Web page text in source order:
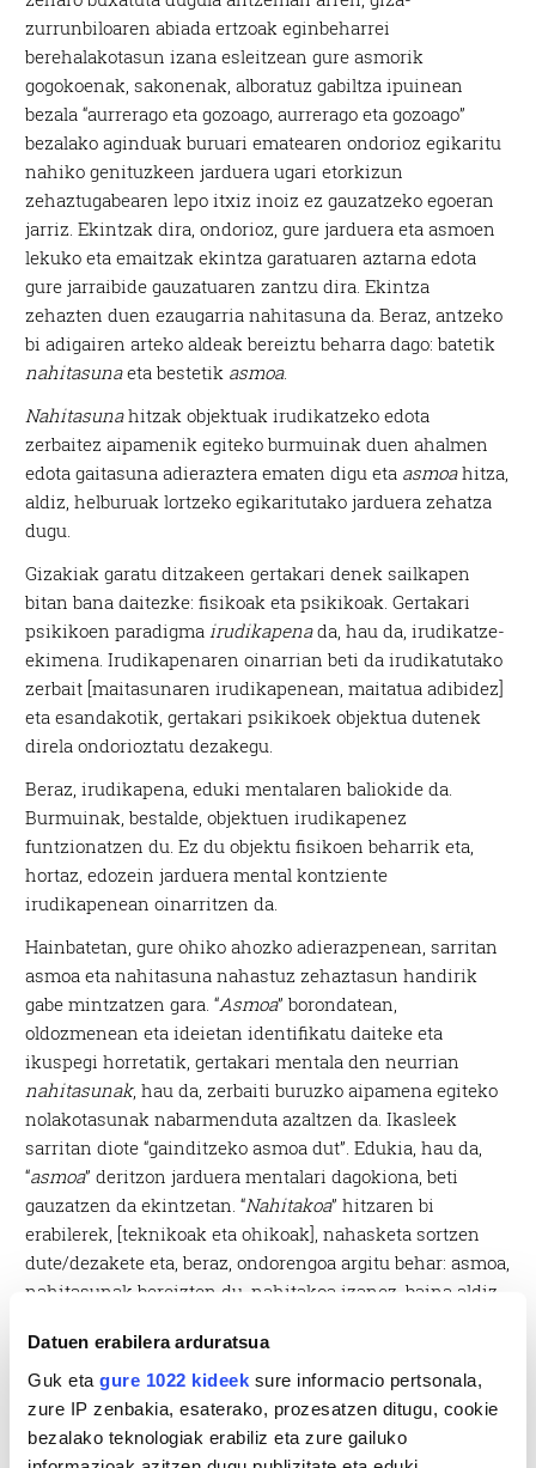
Datuen erabilera arduratsua
Guk eta gure 1022 kideek sure informacio pertsonala,
zure IP zenbakia, esaterako, prozesatzen ditugu, cookie
bezalako teknologiak erabiliz eta zure gailuko
zurrunbiloaren abiada ertzoak eginbeharrei
berehalakotasun izana esleitzean gure asmorik
gogokoenak, sakonenak, alboratuz gabiltza ipuinean
bezala “aurrerago eta gozoago, aurrerago eta gozoago”
bezalako aginduak buruari ematearen ondorioz egikaritu
nahiko genituzkeen jarduera ugari etorkizun
zehaztugabearen lepo itxiz inoiz ez gauzatzeko egoeran
jarriz. Ekintzak dira, ondorioz, gure jarduera eta asmoen
lekuko eta emaitzak ekintza garatuaren aztarna edota
gure jarraibide gauzatuaren zantzu dira. Ekintza
zehazten duen ezaugarria nahitasuna da. Beraz, antzeko
bi adigairen arteko aldeak bereiztu beharra dago: batetik
nahitasunaeta bestetik asmoa.
Nahitasunahitzak objektuak irudikatzeko edota
zerbaitez aipamenik egiteko burmuinak duen ahalmen
edota gaitasuna adieraztera ematen digu eta asmoahitza,
aldiz, helburuak lortzeko egikaritutako jarduera zehatza
dugu.
Gizakiak garatu ditzakeen gertakari denek sailkapen
bitan bana daitezke: fisikoak eta psikikoak. Gertakari
psikikoen paradigmairudikapenada, hau da, irudikatze-
ekimena. Irudikapenaren oinarrian beti da irudikatutako
zerbait [maitasunaren irudikapenean, maitatua adibidez]
eta esandakotik, gertakari psikikoek objektua dutenek
direla ondorioztatu dezakegu.
Beraz, irudikapena, eduki mentalaren baliokide da.
Burmuinak, bestalde, objektuen irudikapenez
funtzionatzen du. Ez du objektu fisikoen beharrik eta,
hortaz, edozein jarduera mental kontziente
irudikapenean oinarritzen da.
Hainbatetan, gure ohiko ahozko adierazpenean, sarritan
asmoa eta nahitasuna nahastuz zehaztasun handirik
gabe mintzatzen gara. “Asmoa” borondatean,
oldozmenean eta ideietan identifikatu daiteke eta
ikuspegi horretatik, gertakari mentala den neurrian
nahitasunak, hau da, zerbaiti buruzko aipamena egiteko
nolakotasunak nabarmenduta azaltzen da. Ikasleek
sarritan diote “gainditzeko asmoa dut”. Edukia, hau da,
“asmoa” deritzon jarduera mentalari dagokiona, beti
gauzatzen da ekintzetan. “Nahitakoa” hitzaren bi
erabilerek, [teknikoak eta ohikoak], nahasketa sortzen
dute/dezakete eta, beraz, ondorengoa argitu behar: asmoa,
nahitasunak bereizten du, nahitakoa izanez, baina aldiz
egileari dagokiona baino, bere unibertso mentalari, eta
begiraleari besterik ez dagokio antzematen dituen
jarduerei ekintza izaera aitortu edo ez aitortzea, horrela